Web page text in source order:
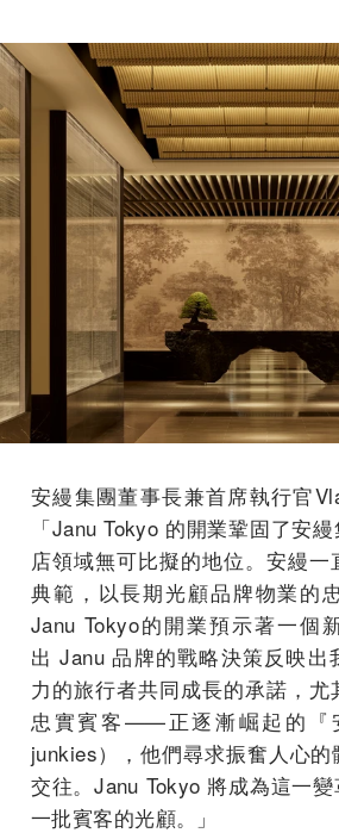
安縵集團董事長兼首席執行官
「Janu Tokyo 的開業鞏固了安
店領域無可比擬的地位。 安縵一
典範， 以長期光顧品牌物業的
Janu Tokyo的開業預示著一個
出 Janu 品牌的戰略決策反映出
力的旅行者共同成長的承諾 ，
忠實賓客——正逐漸崛起的『
junkies），他們尋求振奮人心
交往。Janu Tokyo 將成為這一
一批賓客的光顧。」